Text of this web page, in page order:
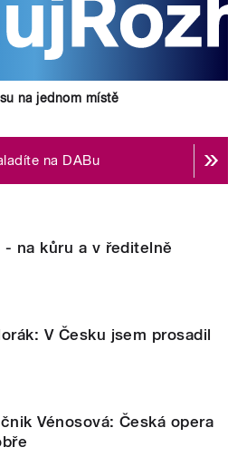
na jednom místě
na DABu
- na kůru a v ředitelně
V Česku jsem prosadil
Vénosová: Česká opera